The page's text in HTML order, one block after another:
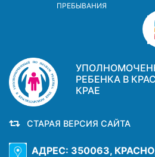
ПРЕБЫВАНИЯ
РЕБЕНКА В
КРАЕ
СТАРАЯ ВЕРСИЯ САЙТА
АДРЕС: 350063,